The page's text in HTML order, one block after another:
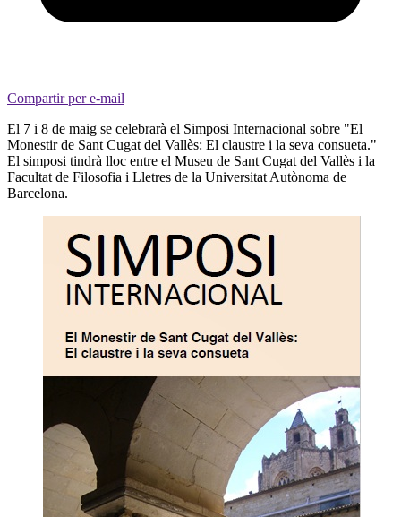
Compartir per e-mail
El 7 i 8 de maig se celebrarà el Simposi Internacional sobre "El
Monestir de Sant Cugat del Vallès: El claustre i la seva consueta."
El simposi tindrà lloc entre el Museu de Sant Cugat del Vallès i la
Facultat de Filosofia i Lletres de la Universitat Autònoma de
Barcelona.